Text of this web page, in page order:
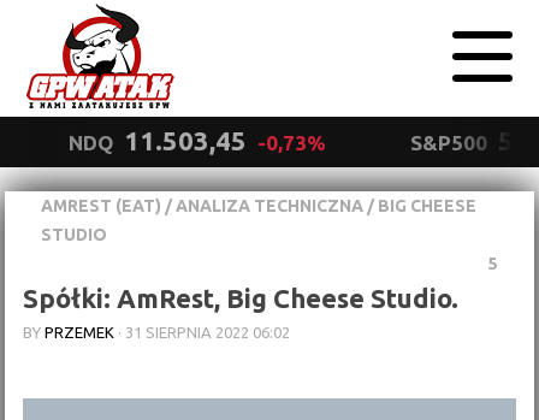
NDQ 11.503,45 -0,73% S&P500
AMREST (EAT) /ANALIZA TECHNICZNA / BIG CHEESE
STUDIO
5
Spółki: AmRest, Big Cheese Studio.
BYPRZEMEK · 31 SIERPNIA 2022 06:02
Polityka
prywatności